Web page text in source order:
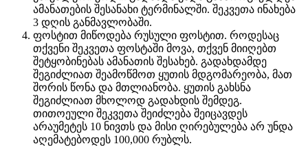
ამანათების შესანახი ტერმინალში. შეკვეთა ინახება
3 დღის განმავლობაში.
ფოსტით მიწოდება რუსული ფოსტით. როდესაც
თქვენი შეკვეთა ფოსტაში მოვა, თქვენ მიიღებთ
შეტყობინებას ამანათის შესახებ. გადახდამდე
შეგიძლიათ შეამოწმოთ ყუთის მდგომარეობა, მათ
შორის წონა და მთლიანობა. ყუთის გახსნა
შეგიძლიათ მხოლოდ გადახდის შემდეგ.
თითოეული შეკვეთა შეიძლება შეიცავდეს
არაუმეტეს 10 ნივთს და მისი ღირებულება არ უნდა
აღემატებოდეს 100,000 რუბლს.